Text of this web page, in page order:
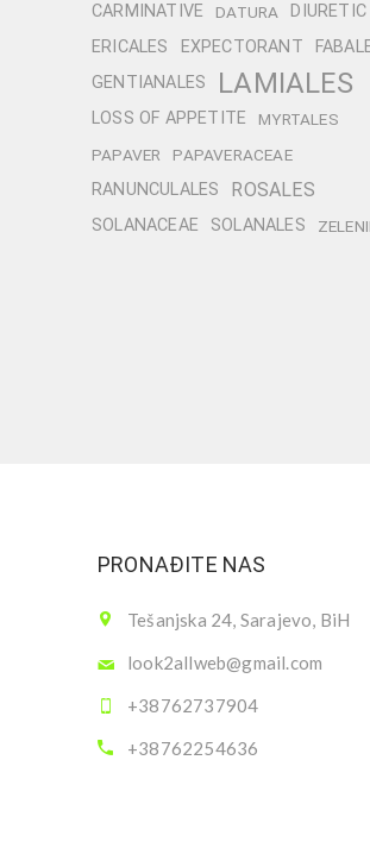
CARMINATIVE
DATURA
DIURETIC
ERICALES
EXPECTORANT
GENTIANALES
LAMIALES
LOSS OF APPETITE
MYRTALES
PAPAVER
PAPAVERACEAE
RANUNCULALES ROSALES
SOLANACEAE SOLANALES
PRONAĐITE NAS
Tešanjska 24, Sarajevo, BiH
look2allweb@gmail.com
+38762737904
+38762254636